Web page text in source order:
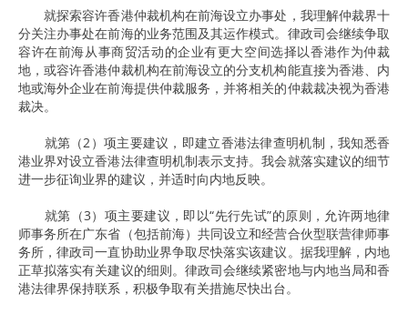
就探索容许香港仲裁机构在前海设立办事处，我理解仲裁界十
分关注办事处在前海的业务范围及其运作模式。律政司会继续争取
容许在前海从事商贸活动的企业有更大空间选择以香港作为仲裁
地，或容许香港仲裁机构在前海设立的分支机构能直接为香港、内
地或海外企业在前海提供仲裁服务，并将相关的仲裁裁决视为香港
裁决。
就第（2）项主要建议，即建立香港法律查明机制，我知悉香
港业界对设立香港法律查明机制表示支持。我会就落实建议的细节
进一步征询业界的建议，并适时向内地反映。
就第（3）项主要建议，即以“先行先试”的原则，允许两地律
师事务所在广东省（包括前海）共同设立和经营合伙型联营律师事
务所，律政司一直协助业界争取尽快落实该建议。据我理解，内地
正草拟落实有关建议的细则。律政司会继续紧密地与内地当局和香
港法律界保持联系，积极争取有关措施尽快出台。